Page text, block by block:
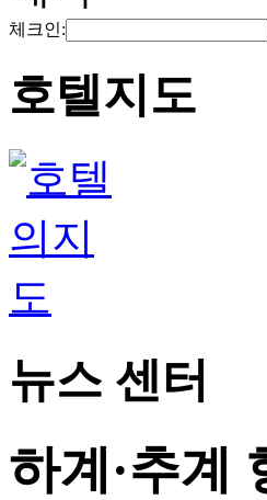
체크인:
호텔지도
뉴스 센터
하계·추계